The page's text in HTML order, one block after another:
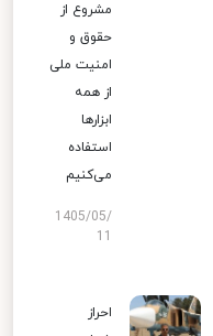
مشروع از
حقوق و
امنیت ملی
از همه
ابزارها
استفاده
می‌کنیم
1405/05/
احراز